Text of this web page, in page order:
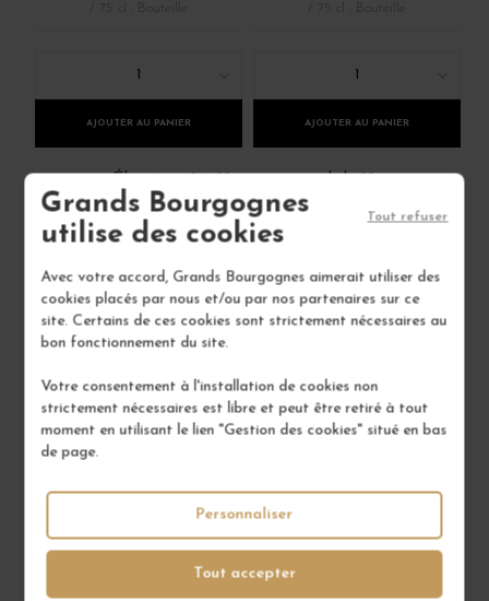
Grands Bourgognes
utilise des cookies
Avec votre accord, Grands Bourgognes aimerait utiliser des
cookies placés par nous et/ou par nos partenaires sur ce
site. Certains de ces cookies sont strictement nécessaires au
bon fonctionnement du site.
Votre consentement à l'installation de cookies non
strictement nécessaires est libre et peut être retiré à tout
moment en utilisant le lien "Gestion des cookies" situé en bas
de page.
Tout accepter
Tout refuser
Personnaliser
1
AJOUTER AU PANIER
1
AJOUTER AU PANIER
Un domaine historique et visionnaire
Le Domaine Comte Abbatucci est l’un des joyaux
viticoles de Corse, incarnant l’alliance entre
tradition et innovation. Situé dans la vallée du
Taravo, au sud d’Ajaccio, ce domaine familial a su
préserver un patrimoine unique de cépages
autochtones. Sous l’impulsion de Jean-Charles
vignoble s’épanouit dans un environnement
identité remarquables.
Un terroir exceptionnel au cœur de la